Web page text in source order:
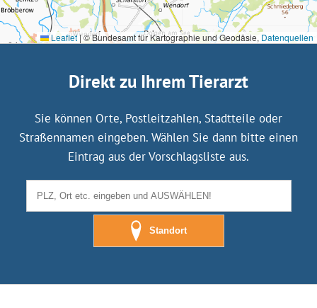
Leaflet|© Bundesamt für Kartographie und Geodäsie, Datenquellen
Direkt zu Ihrem Tierarzt
Sie können Orte, Postleitzahlen, Stadtteile oder
Straßennamen eingeben. Wählen Sie dann bitte einen
Eintrag aus der Vorschlagsliste aus.
Standort